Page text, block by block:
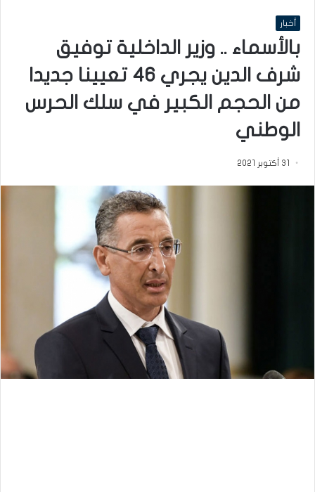
أخبار
بالأسماء .. وزير الداخلية توفيق
شرف الدين يجري 46 تعيينا جديدا
من الحجم الكبير في سلك الحرس
الوطني
31 أكتوبر 2021